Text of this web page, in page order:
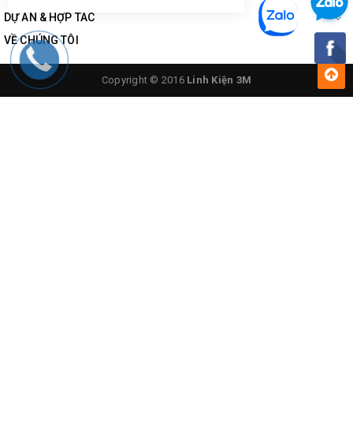
DỰ ÁN & HỢP TÁC
VỀ CHÚNG TÔI
Copyright © 2016 Linh Kiện 3M